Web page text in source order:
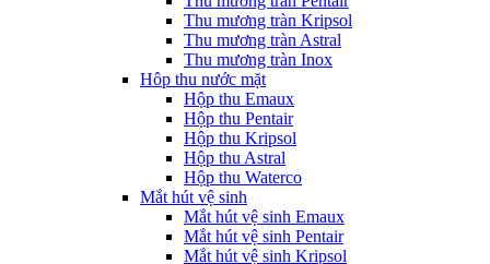
Thu mương tràn Kripsol
Thu mương tràn Astral
Thu mương tràn Inox
Hôp thu nước mặt
Hộp thu Emaux
Hộp thu Pentair
Hộp thu Kripsol
Hộp thu Astral
Hộp thu Waterco
Mắt hút vệ sinh
Mắt hút vệ sinh Emaux
Mắt hút vệ sinh Pentair
Mắt hút vệ sinh Kripsol